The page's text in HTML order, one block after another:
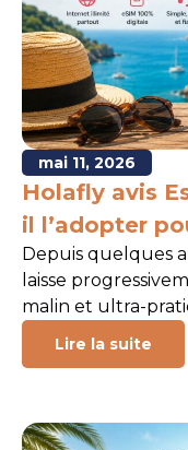
mai 11, 2026
Holafly avis
il l’adopter
Depuis quelques
laisse
malin et ultra-
Lire la suite